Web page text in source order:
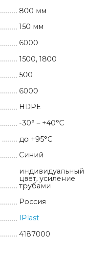
800 мм
150 мм
6000
1500, 1800
500
6000
HDPE
-30° – +40°С
до +95°С
Синий
индивидуальный
цвет, усиление
трубами
Россия
IPlast
4187000